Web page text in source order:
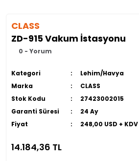
CLASS
ZD-915 Vakum İstasyonu
0 - Yorum
Kategori
Lehim/Havya
Marka
CLASS
Stok Kodu
27423002015
Garanti Süresi
24 Ay
Fiyat
248,00 USD + KDV
14.184,36 TL